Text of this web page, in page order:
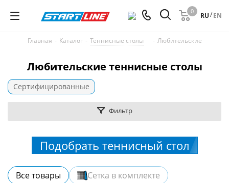
0
RU/EN
Главная - Каталог - Теннисные столы - Любительские
Любительские теннисные столы
Сертифицированные
Фильтр
Подобрать теннисный стол
Все товары
Сетка в комплекте